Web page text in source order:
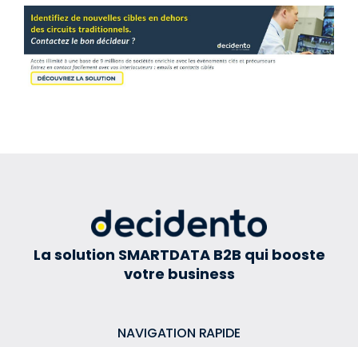
La solution SMARTDATA B2B qui booste
votre business
NAVIGATION RAPIDE